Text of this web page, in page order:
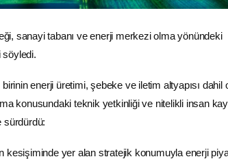
sanayi tabanı veenerji merkezi olma yönündeki
söyledi.
enerji üretimi, şebeke ve iletim altyapısı dahil
konusundaki teknik yetkinliği ve nitelikli insan
sürdürdü:
kesişiminde yer alan stratejik konumuyla enerji